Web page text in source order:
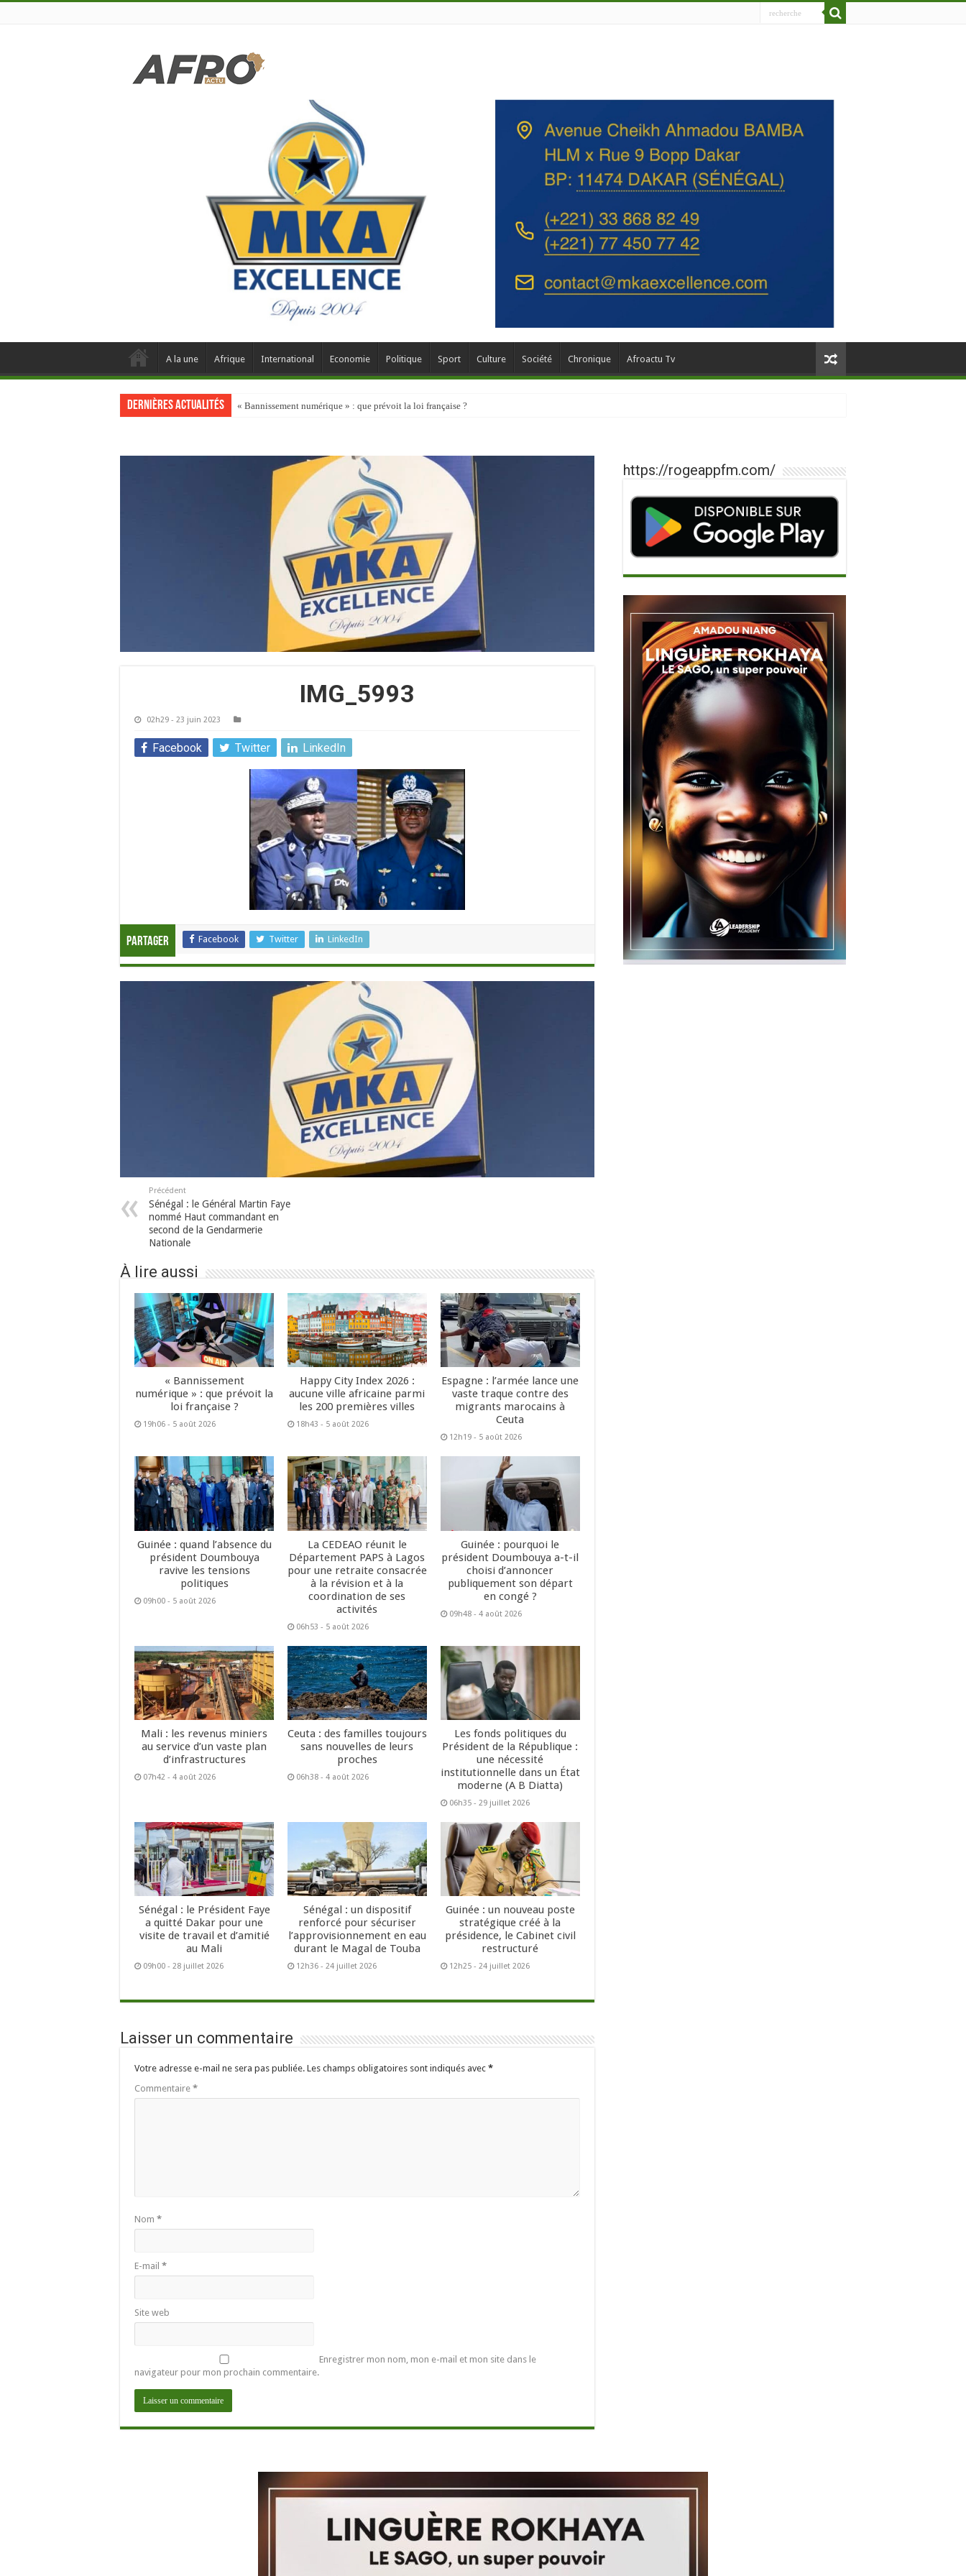
A la une Afrique International Economie Politique Sport Culture Société Chronique Afroactu Tv
Dernières actualités « Bannissement numérique » : que prévoit la loi française ?
IMG_5993
02h29 - 23 juin 2023
Facebook Twitter LinkedIn
Partager Facebook Twitter LinkedIn
Précédent
Sénégal : le Général Martin Faye
nommé Haut commandant en
second de la Gendarmerie
Nationale
À lire aussi
« Bannissement
numérique » : que prévoit la
loi française ?
19h06 - 5 août 2026
Happy City Index 2026 :
aucune ville africaine parmi
les 200 premières villes
18h43 - 5 août 2026
Espagne : l’armée lance une
vaste traque contre des
migrants marocains à
Ceuta
12h19 - 5 août 2026
Guinée : quand l’absence du
président Doumbouya
ravive les tensions
politiques
09h00 - 5 août 2026
La CEDEAO réunit le
Département PAPS à Lagos
pour une retraite consacrée
à la révision et à la
coordination de ses
activités
06h53 - 5 août 2026
Guinée : pourquoi le
président Doumbouya a-t-il
choisi d’annoncer
publiquement son départ
en congé ?
09h48 - 4 août 2026
Mali : les revenus miniers
au service d’un vaste plan
d’infrastructures
07h42 - 4 août 2026
Ceuta : des familles toujours
sans nouvelles de leurs
proches
06h38 - 4 août 2026
Les fonds politiques du
Président de la République :
une nécessité
institutionnelle dans un État
moderne (A B Diatta)
06h35 - 29 juillet 2026
Sénégal : le Président Faye
a quitté Dakar pour une
visite de travail et d’amitié
au Mali
09h00 - 28 juillet 2026
Sénégal : un dispositif
renforcé pour sécuriser
l’approvisionnement en eau
durant le Magal de Touba
12h36 - 24 juillet 2026
Guinée : un nouveau poste
stratégique créé à la
présidence, le Cabinet civil
restructuré
12h25 - 24 juillet 2026
Laisser un commentaire
Votre adresse e-mail ne sera pas publiée. Les champs obligatoires sont indiqués avec *
Commentaire *
Nom *
E-mail *
Site web
Enregistrer mon nom, mon e-mail et mon site dans le
navigateur pour mon prochain commentaire.
https://rogeappfm.com/